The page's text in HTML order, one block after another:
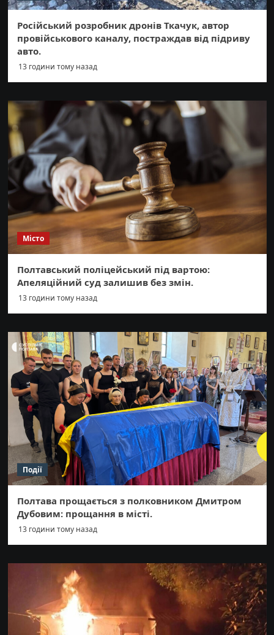
Російський розробник дронів Ткачук, автор
провійськового каналу, постраждав від підриву
авто.
13 години тому назад
Місто
Полтавський поліцейський під вартою:
Апеляційний суд залишив без змін.
13 години тому назад
Події
Полтава прощається з полковником Дмитром
Дубовим: прощання в місті.
13 години тому назад